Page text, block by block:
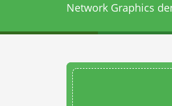
Network Graphics